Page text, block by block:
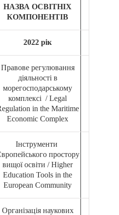
НАЗВА ОСВІТНІХ
КОМПОНЕНТІВ
2022 рік
Правове регулювання
діяльності в
морегосподарському
комплексі / Legal
in the Maritime
Economic Complex
Інструменти
простору
вищої освіти / Higher
Education Tools in the
European Community
Організація наукових